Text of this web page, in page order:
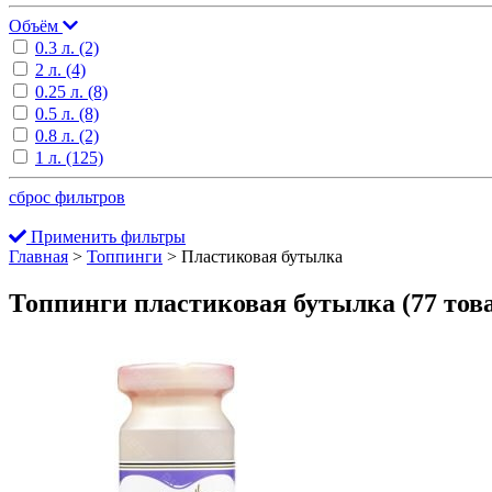
Объём
0.3 л. (2)
2 л. (4)
0.25 л. (8)
0.5 л. (8)
0.8 л. (2)
1 л. (125)
сброс фильтров
Применить фильтры
Главная > Топпинги > Пластиковая бутылка
Топпинги пластиковая бутылка (77